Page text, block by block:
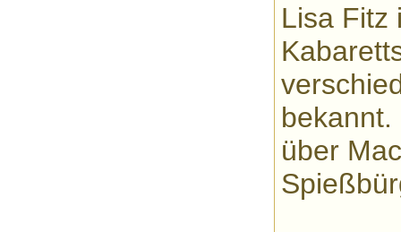
Lisa Fitz
über